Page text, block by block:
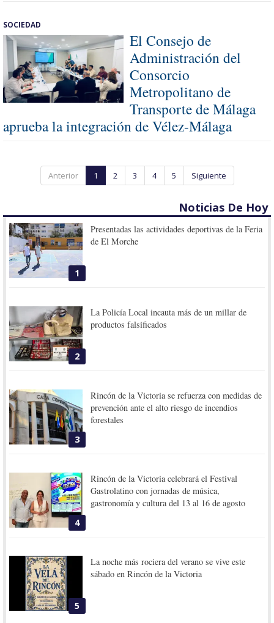
SOCIEDAD
El Consejo de
Administración del
Consorcio
Metropolitano de
Transporte de Málaga
aprueba la integración de Vélez-Málaga
Anterior 1 2 3 4 5 Siguiente
Noticias De Hoy
1
Presentadas las actividades deportivas de la Feria
de El Morche
2
La Policía Local incauta más de un millar de
productos falsificados
3
Rincón de la Victoria se refuerza con medidas de
prevención ante el alto riesgo de incendios
forestales
4
Rincón de la Victoria celebrará el Festival
Gastrolatino con jornadas de música,
gastronomía y cultura del 13 al 16 de agosto
5
La noche más rociera del verano se vive este
sábado en Rincón de la Victoria